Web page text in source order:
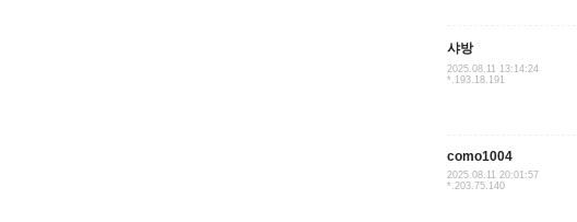
샤방
2025.08.11 13:14:24
*.193.18.191
como1004
2025.08.11 20:01:57
*.203.75.140